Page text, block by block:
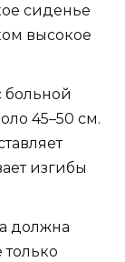
сиденье
высокое
больной
45–50 см.
изгибы
должна